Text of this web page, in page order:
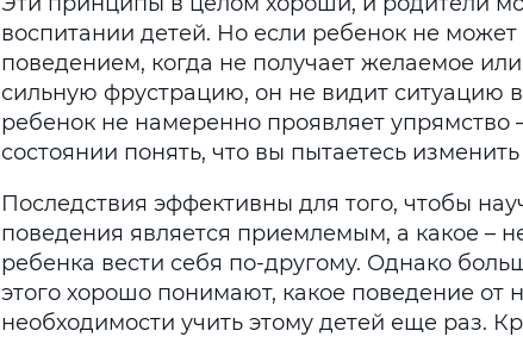
воспитании детей. Но если ребенок не может
поведением, когда не получает желаемое
сильную фрустрацию, он не видит ситуацию
ребенок не намеренно проявляет упрямство
состоянии понять, что вы пытаетесь
Последствия эффективны для того, чтобы
поведения является приемлемым, а какое –
ребенка вести себя по-другому. Однако
этого хорошо понимают, какое поведение от
необходимости учить этому детей еще раз.